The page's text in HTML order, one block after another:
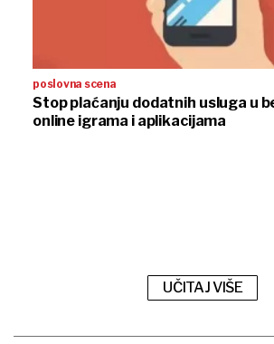
poslovna scena
Stop plaćanju dodatnih usluga u
online igrama i aplikacijama
UČITAJ VIŠE